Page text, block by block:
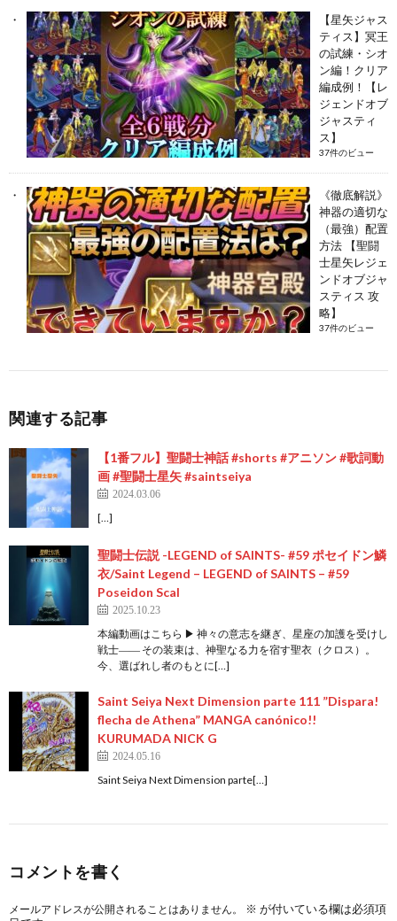
【星矢ジャス
ティス】冥王
の試練・シオ
ン編！クリア
編成例！【レ
ジェンドオブ
ジャスティ
ス】
37件のビュー
《徹底解説》
神器の適切な
（最強）配置
方法 【聖闘
士星矢レジェ
ンドオブジャ
スティス 攻
略】
37件のビュー
関連する記事
【1番フル】聖闘士神話 #shorts #アニソン #歌詞動
画 #聖闘士星矢 #saintseiya
2024.03.06
[…]
聖闘士伝説 -LEGEND of SAINTS- #59 ポセイドン鱗
衣/Saint Legend – LEGEND of SAINTS – #59
Poseidon Scal
2025.10.23
本編動画はこちら ▶ 神々の意志を継ぎ、星座の加護を受けし
戦士―― その装束は、神聖なる力を宿す聖衣（クロス）。
今、選ばれし者のもとに[…]
Saint Seiya Next Dimension parte 111 ”Dispara!
flecha de Athena” MANGA canónico!!
KURUMADA NICK G
2024.05.16
Saint Seiya Next Dimension parte[…]
コメントを書く
メールアドレスが公開されることはありません。 ※ が付いている欄は必須項